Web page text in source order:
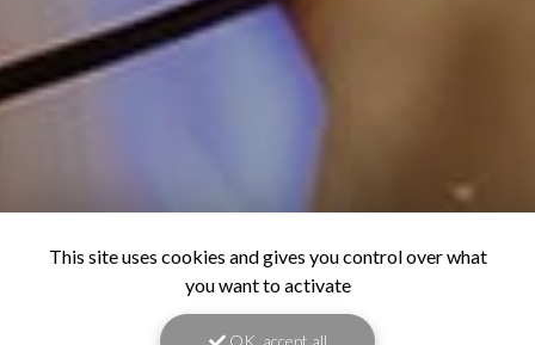
This site uses cookies and gives you control over what
you want to activate
OK, accept all